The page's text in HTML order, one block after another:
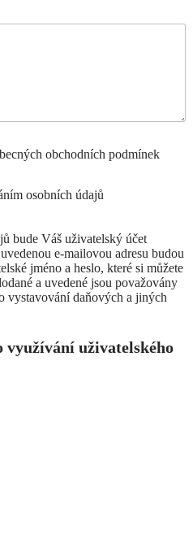
obchodních podmínek
osobních údajů
bude Váš uživatelský účet
e-mailovou adresu budou
jméno a heslo, které si můžete
a uvedené jsou považovány
vystavování daňových a jiných
využívání uživatelského